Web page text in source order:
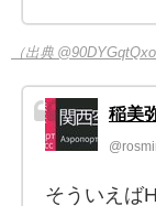
（出典
稲美
そういえば